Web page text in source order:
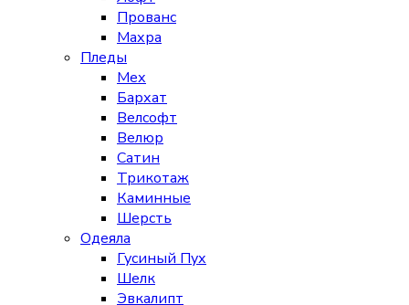
Прованс
Махра
Пледы
Мех
Бархат
Велсофт
Велюр
Сатин
Трикотаж
Каминные
Шерсть
Одеяла
Гусиный Пух
Шелк
Эвкалипт